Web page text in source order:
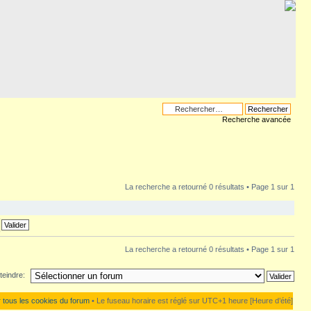
Recherche avancée
La recherche a retourné 0 résultats • Page 1 sur 1
La recherche a retourné 0 résultats • Page 1 sur 1
tous les cookies du forum • Le fuseau horaire est réglé sur UTC+1 heure [Heure d’été]